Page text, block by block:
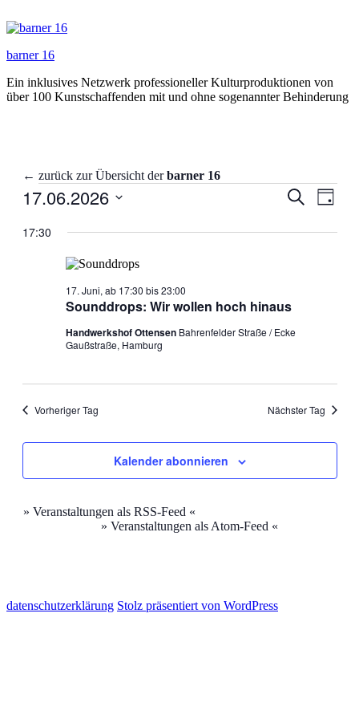
Inhalt
barner 16
Ein inklusives Netzwerk professioneller Kulturproduktionen von
über 100 Kunstschaffenden mit und ohne sogenannter Behinderung
← zurück zur Übersicht derbarner 16
Veranstaltungen
17.
und
Suche
Tag
17.06.2026
wählen.
17:30
Sounddrops: Wir wollen hoch hinaus
17. Juni, ab 17:30 bis23:00
Handwerkshof Ottensen Bahrenfelder Straße / Ecke
Gaußstraße, Hamburg
Vorheriger Tag Nächster Tag
Kalender abonnieren
» Veranstaltungen als RSS-Feed «
» Veranstaltungen als Atom-Feed «
datenschutzerklärung Stolz präsentiert von WordPress